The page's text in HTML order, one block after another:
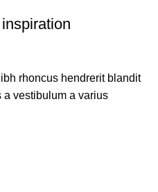
rhoncus hendrerit blandit
a vestibulum a varius